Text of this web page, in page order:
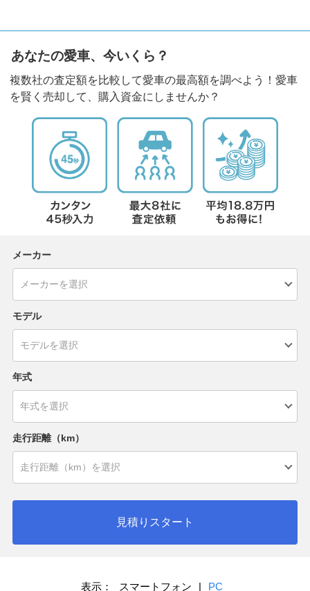
あなたの愛車、今いくら？
複数社の査定額を比較して愛車の最高額を調べよう！愛車
を賢く売却して、購入資金にしませんか？
メーカー
モデル
年式
走行距離（km）
見積りスタート
表示： スマートフォン PC